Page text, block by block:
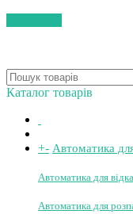
Каталог товарів